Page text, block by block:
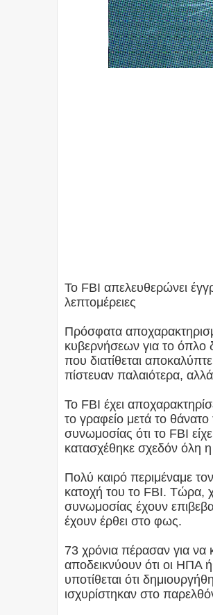
Το FBI απελευθερώνει
λεπτομέρειες
Πρόσφατα
κυβερνήσεων για το όπλο
που διατίθεται
πίστευαν παλαιότερα,
Το FBI έχει
το γραφείο μετά το
συνωμοσίας ότι το FBI
κατασχέθηκε σχεδόν όλη
Πολύ καιρό περιμέναμε
κατοχή του το FBI. Τώρα,
συνωμοσίας έχουν
έχουν έρθει στο φως.
73 χρόνια πέρασαν για να
αποδεικνύουν ότι οι ΗΠΑ
υποτίθεται ότι
ισχυρίστηκαν στο